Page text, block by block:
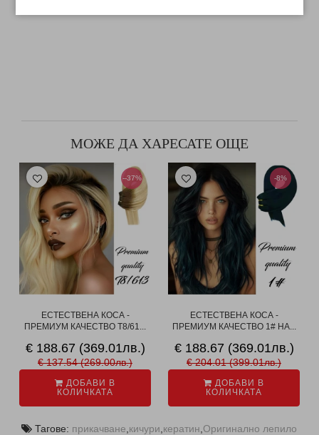
МОЖЕ ДА ХАРЕСАТЕ ОЩЕ
--37%
ЕСТЕСТВЕНА КОСА -
ПРЕМИУМ КАЧЕСТВО Т8/61...
€ 188.67 (369.01лв.)
€ 137.54 (269.00лв.)
ДОБАВИ В
КОЛИЧКАТА
-8%
ЕСТЕСТВЕНА КОСА -
ПРЕМИУМ КАЧЕСТВО 1# НА...
€ 188.67 (369.01лв.)
€ 204.01 (399.01лв.)
ДОБАВИ В
КОЛИЧКАТА
Тагове: прикачване кичури кератин Оригинално лепило